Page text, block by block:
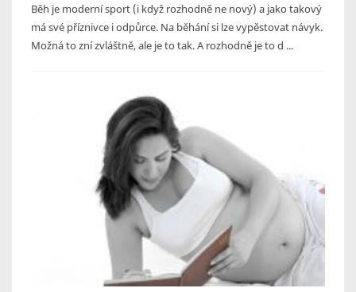
Běh je moderní sport (i když rozhodně ne nový) a jako takový
má své příznivce i odpůrce. Na běhání si lze vypěstovat návyk.
Možná to zní zvláštně, ale je to tak. A rozhodně je to d ...